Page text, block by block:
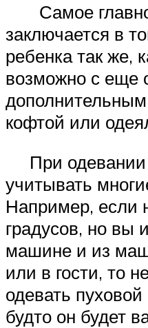
Самое
заключается в
ребенка так же,
возможно с еще
кофтой или
При одевании
учитывать
Например, если
градусов, но вы
машине и из
или в гости, то
одевать
будто он будет